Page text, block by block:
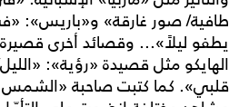
طافية/ صور غارقة» و«باريس»:
يطفو ليلاً»... وقصائد أخرى
الهايكو مثل قصيدة «رؤية»:
قلبي». كما كتبت صاحبة